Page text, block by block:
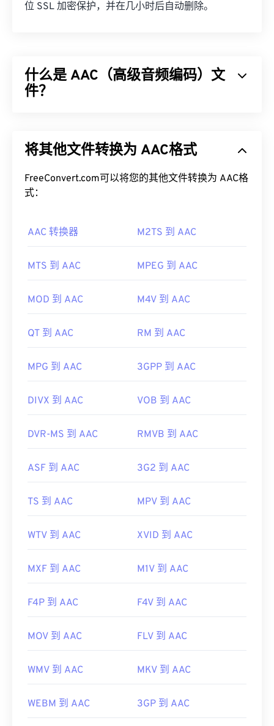
位 SSL 加密保护，并在几小时后自动删除。
什么是 AAC（高级音频编码）文
件？
数字广播和互联网流媒体。它是iOS、YouTube
、
AAC编解码器指定为MP3的改进版本，因为它能够更
有效地压缩文件大小，同时提供与未压缩音频类似的
如何打开 AAC 文件？
为了获得最佳效果，请使用VLC 媒体播放器
不过，AAC 文件非常普遍，可以在许多其他程序和
此外，由于 AAC 文件通常用作视频游戏的音频文
首次发行：1997年
https://en.wikipedia.org/wiki/Advanced_Audio_Coding
https://www.iso.org/standard/43345.html?
将其他文件转换为 AAC格式
FreeConvert.com可以将您的其他文件转换为 AAC格
式：
AAC 转换器 M2TS 到 AAC
MTS 到 AAC MPEG 到 AAC
MOD 到 AAC M4V 到 AAC
QT 到 AAC RM 到 AAC
MPG 到 AAC 3GPP 到 AAC
DIVX 到 AAC VOB 到 AAC
DVR-MS 到 AAC RMVB 到 AAC
ASF 到 AAC 3G2 到 AAC
TS 到 AAC MPV 到 AAC
WTV 到 AAC XVID 到 AAC
MXF 到 AAC M1V 到 AAC
F4P 到 AAC F4V 到 AAC
MOV 到 AAC FLV 到 AAC
WMV 到 AAC MKV 到 AAC
WEBM 到 AAC 3GP 到 AAC